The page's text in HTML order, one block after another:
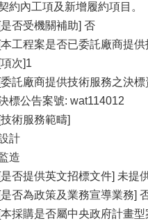
約內工項及新增履約項目。
[是否受機關補助] 否
[本工程案是否已委託廠商提
[項次]1
[委託廠商提供技術服務之決標
標公告案號: wat114012
[技術服務範疇]
計
造
[是否提供英文招標文件] 未提
[是否為政策及業務宣導業務]
[本採購是否屬中央政府計畫